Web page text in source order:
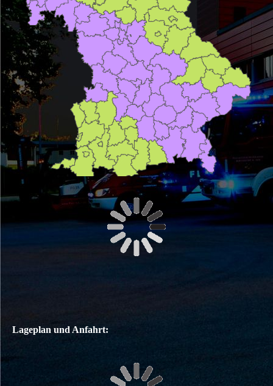
Lageplan und Anfahrt: